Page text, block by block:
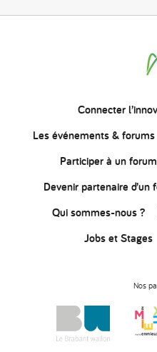
Connecter
Les événements & forums
Participer à un forum
Devenir partenaire d’un
Qui sommes-nous ?
Jobs et Stages
Nos